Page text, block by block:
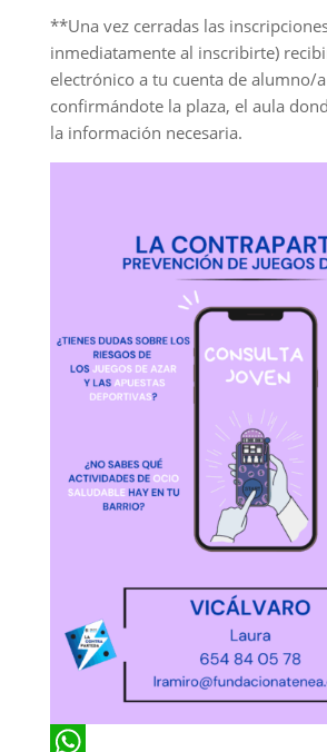
**Una vez cerradas las
inmediatamente al inscribirte)
electrónico a tu cuenta de alumno/a
confirmándote la plaza, el aula
la información necesaria.